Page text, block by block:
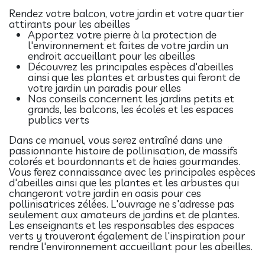
Rendez votre balcon, votre jardin et votre quartier
attirants pour les abeilles
Apportez votre pierre à la protection de
l'environnement et faites de votre jardin un
endroit accueillant pour les abeilles
Découvrez les principales espèces d'abeilles
ainsi que les plantes et arbustes qui feront de
votre jardin un paradis pour elles
Nos conseils concernent les jardins petits et
grands, les balcons, les écoles et les espaces
publics verts
Dans ce manuel, vous serez entraîné dans une
passionnante histoire de pollinisation, de massifs
colorés et bourdonnants et de haies gourmandes.
Vous ferez connaissance avec les principales espèces
d'abeilles ainsi que les plantes et les arbustes qui
changeront votre jardin en oasis pour ces
pollinisatrices zélées. L'ouvrage ne s'adresse pas
seulement aux amateurs de jardins et de plantes.
Les enseignants et les responsables des espaces
verts y trouveront également de l'inspiration pour
rendre l'environnement accueillant pour les abeilles.